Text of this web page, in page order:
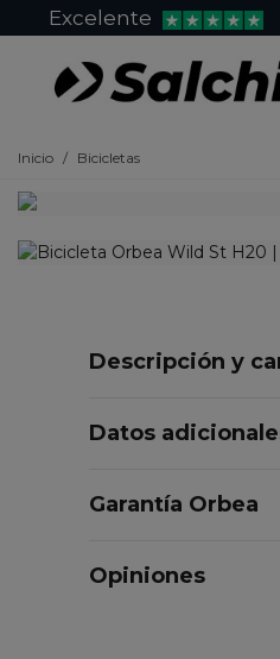
Excelente
Inicio / Bicicletas
Descripción y
Datos
Garantía Orbea
Opiniones